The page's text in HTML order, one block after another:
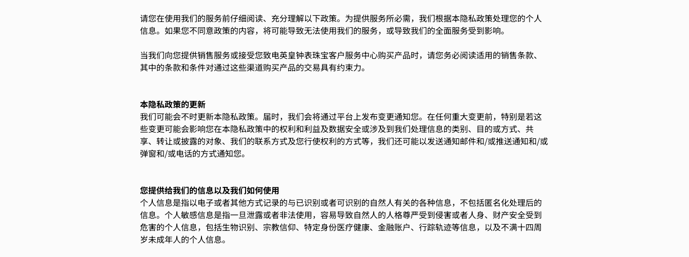
请您在使用我们的服务前仔细阅读、充分理解以下政策。为提供服务所必需，我们根据本隐私政策处理您的个人
信息。如果您不同意政策的内容，将可能导致无法使用我们的服务，或导致我们的全面服务受到影响。
当我们向您提供销售服务或接受您致电英皇钟表珠宝客户服务中心购买产品时，请您务必阅读适用的销售条款、
其中的条款和条件对通过这些渠道购买产品的交易具有约束力。
本隐私政策的更新
我们可能会不时更新本隐私政策。届时，我们会将通过平台上发布变更通知您。在任何重大变更前，特别是若这
些变更可能会影响您在本隐私政策中的权利和利益及数据安全或涉及到我们处理信息的类别、目的或方式、共
享、转让或披露的对象、我们的联系方式及您行使权利的方式等，我们还可能以发送通知邮件和/或推送通知和/或
弹窗和/或电话的方式通知您。
您提供给我们的信息以及我们如何使用
个人信息是指以电子或者其他方式记录的与已识别或者可识别的自然人有关的各种信息，不包括匿名化处理后的
信息。个人敏感信息是指一旦泄露或者非法使用，容易导致自然人的人格尊严受到侵害或者人身、财产安全受到
危害的个人信息，包括生物识别、宗教信仰、特定身份医疗健康、金融账户、行踪轨迹等信息，以及不满十四周
岁未成年人的个人信息。